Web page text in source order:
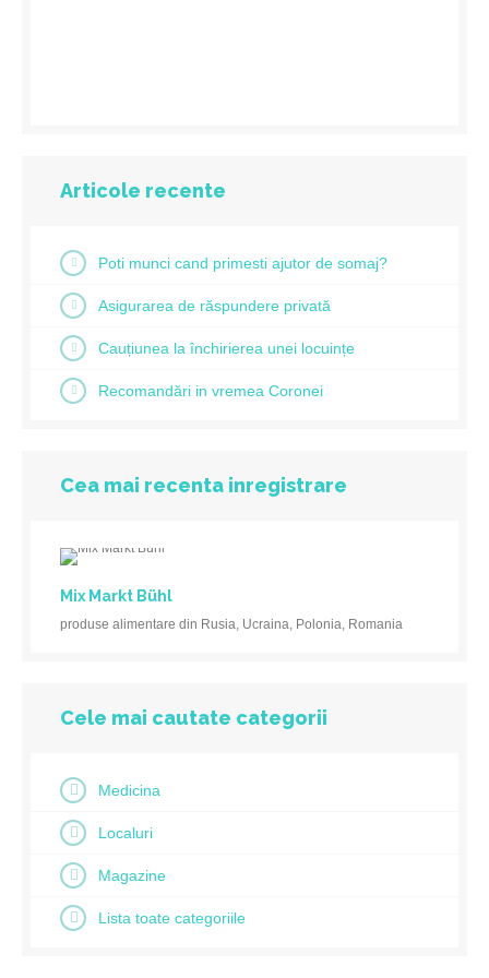
Articole recente
Poti munci cand primesti ajutor de somaj?
Asigurarea de răspundere privată
Cauțiunea la închirierea unei locuințe
Recomandări in vremea Coronei
Cea mai recenta inregistrare
Mix Markt Bühl
produse alimentare din Rusia, Ucraina, Polonia, Romania
Cele mai cautate categorii
Medicina
Localuri
Magazine
Lista toate categoriile